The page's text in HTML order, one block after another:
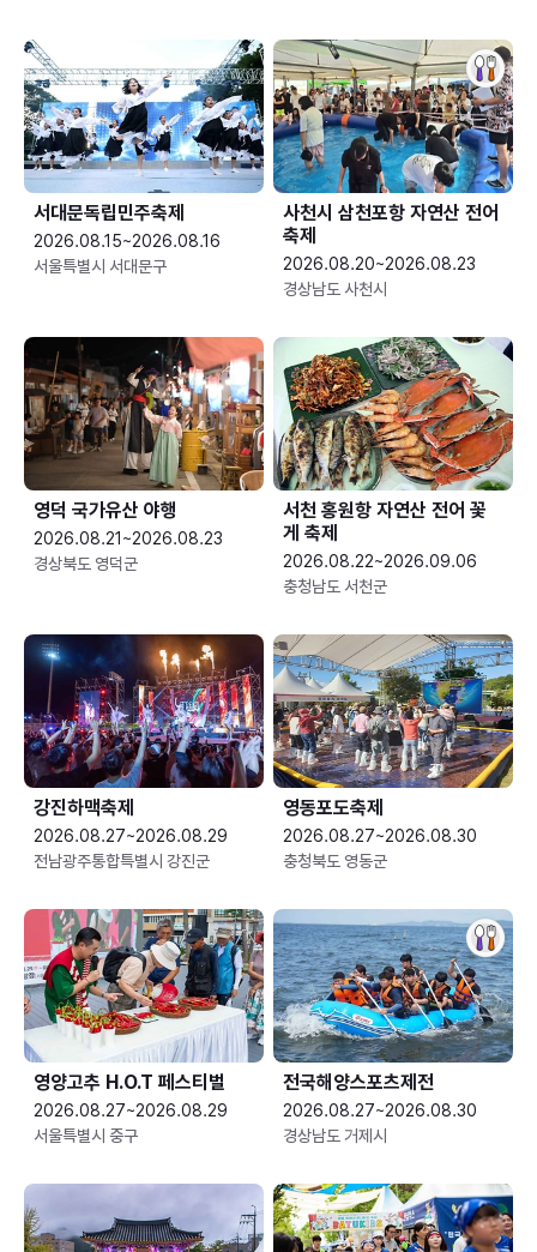
서대문독립민주축제
2026.08.15~2026.08.16
서울특별시 서대문구
사천시 삼천포항 자연산 전어
축제
2026.08.20~2026.08.23
경상남도 사천시
영덕 국가유산 야행
2026.08.21~2026.08.23
경상북도 영덕군
서천 홍원항 자연산 전어 꽃
게 축제
2026.08.22~2026.09.06
충청남도 서천군
강진하맥축제
2026.08.27~2026.08.29
전남광주통합특별시 강진군
영동포도축제
2026.08.27~2026.08.30
충청북도 영동군
영양고추 H.O.T 페스티벌
2026.08.27~2026.08.29
서울특별시 중구
전국해양스포츠제전
2026.08.27~2026.08.30
경상남도 거제시